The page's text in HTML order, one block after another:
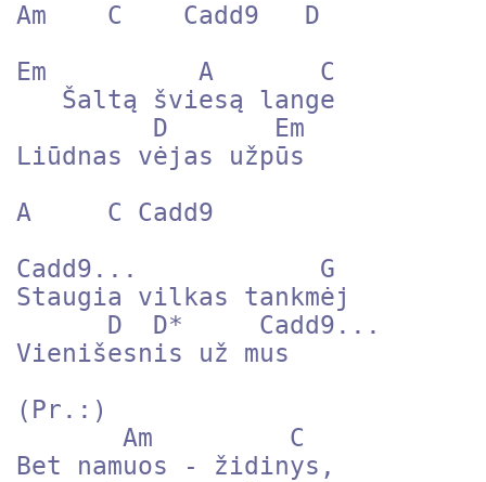
Am    C    Cadd9   D
Em          A       C
Liūdnas vėjas užpūs
A     C Cadd9
Cadd9...            G
Staugia vilkas tankmėj
Vienišesnis už mus
(Pr.:)
Bet namuos - židinys,